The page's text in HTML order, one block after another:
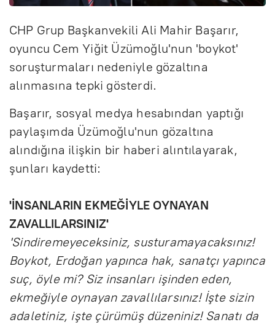
CHP Grup Başkanvekili Ali Mahir Başarır,
oyuncu Cem Yiğit Üzümoğlu'nun 'boykot'
soruşturmaları nedeniyle gözaltına
alınmasına tepki gösterdi.
Başarır, sosyal medya hesabından yaptığı
paylaşımda Üzümoğlu'nun gözaltına
alındığına ilişkin bir haberi alıntılayarak,
şunları kaydetti:
'İNSANLARIN EKMEĞİYLE OYNAYAN
ZAVALLILARSINIZ'
'Sindiremeyeceksiniz, susturamayacaksınız!
Boykot, Erdoğan yapınca hak, sanatçı yapınca
suç, öyle mi? Siz insanları işinden eden,
ekmeğiyle oynayan zavallılarsınız! İşte sizin
adaletiniz, işte çürümüş düzeniniz! Sanatı da